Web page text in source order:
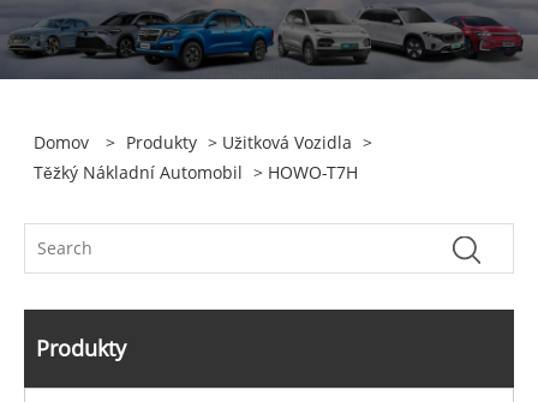
Domov > Produkty > Užitková Vozidla >
Těžký Nákladní Automobil > HOWO-T7H
Produkty